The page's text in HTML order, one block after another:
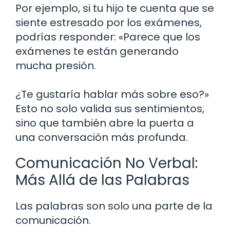
Por ejemplo, si tu hijo te cuenta que se
siente estresado por los exámenes,
podrías responder: «Parece que los
exámenes te están generando
mucha presión.
¿Te gustaría hablar más sobre eso?»
Esto no solo valida sus sentimientos,
sino que también abre la puerta a
una conversación más profunda.
Comunicación No Verbal:
Más Allá de las Palabras
Las palabras son solo una parte de la
comunicación.